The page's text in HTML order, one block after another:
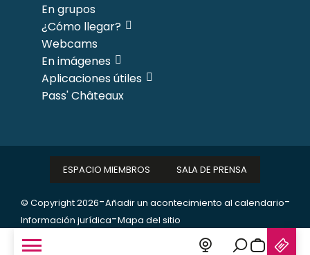
En grupos
¿Cómo llegar?
Webcams
En imágenes
Aplicaciones útiles
Pass' Châteaux
© Copyright 2026-Añadir un acontecimiento al calendario-
Información jurídica-Mapa del sitio
ESPACIO MIEMBROS SALA DE PRENSA